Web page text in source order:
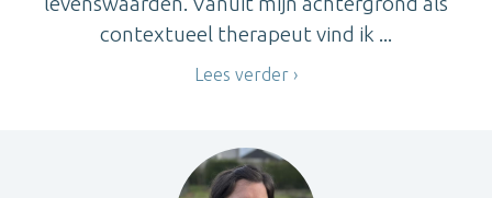
contextueel therapeut vind ik ...
Lees verder